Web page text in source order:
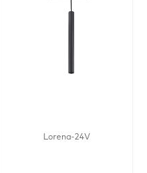
Lorena-24V